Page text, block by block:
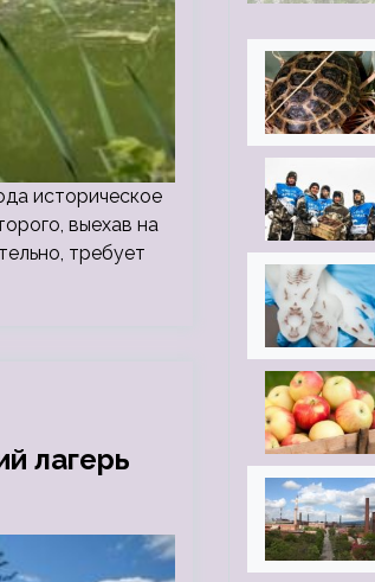
историческое
выехав на
требует
лагерь